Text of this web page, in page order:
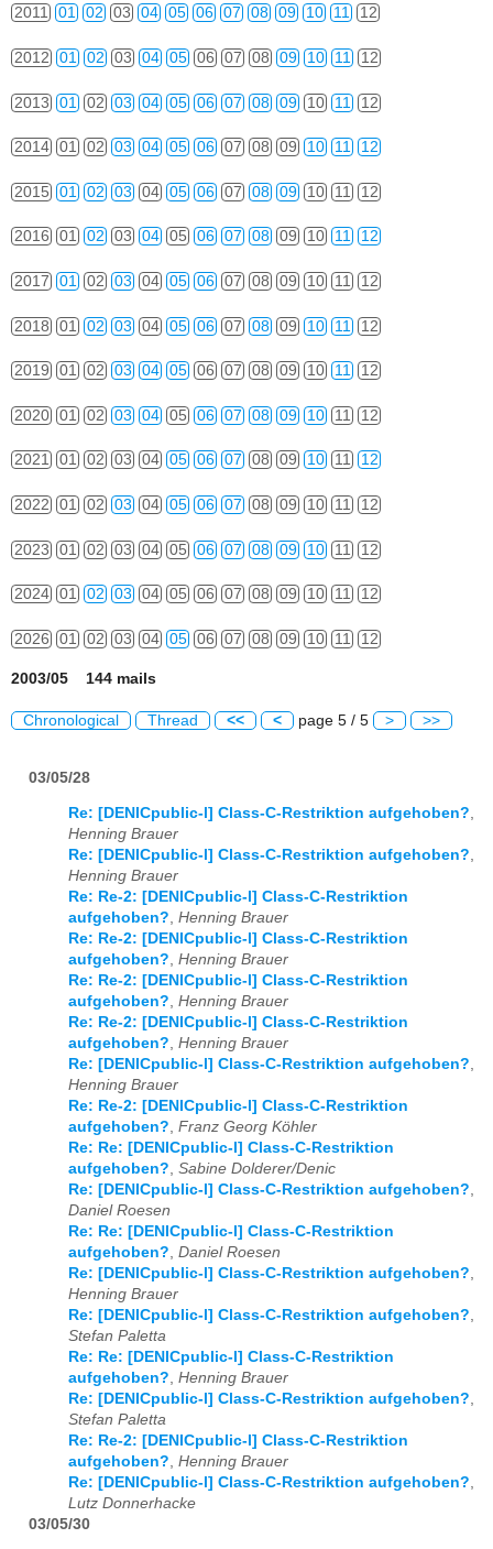
2011 01 02 03 04 05 06 07 08 09 10 11 12
2012 01 02 03 04 05 06 07 08 09 10 11 12
2013 01 02 03 04 05 06 07 08 09 10 11 12
2014 01 02 03 04 05 06 07 08 09 10 11 12
2015 01 02 03 04 05 06 07 08 09 10 11 12
2016 01 02 03 04 05 06 07 08 09 10 11 12
2017 01 02 03 04 05 06 07 08 09 10 11 12
2018 01 02 03 04 05 06 07 08 09 10 11 12
2019 01 02 03 04 05 06 07 08 09 10 11 12
2020 01 02 03 04 05 06 07 08 09 10 11 12
2021 01 02 03 04 05 06 07 08 09 10 11 12
2022 01 02 03 04 05 06 07 08 09 10 11 12
2023 01 02 03 04 05 06 07 08 09 10 11 12
2024 01 02 03 04 05 06 07 08 09 10 11 12
2026 01 02 03 04 05 06 07 08 09 10 11 12
2003/05 144 mails
Chronological Thread << < page 5 / 5 > >>
03/05/28
Re: [DENICpublic-l] Class-C-Restriktion aufgehoben?,
Henning Brauer
Re: [DENICpublic-l] Class-C-Restriktion aufgehoben?,
Henning Brauer
Re: Re-2: [DENICpublic-l] Class-C-Restriktion
aufgehoben?, Henning Brauer
Re: Re-2: [DENICpublic-l] Class-C-Restriktion
aufgehoben?, Henning Brauer
Re: Re-2: [DENICpublic-l] Class-C-Restriktion
aufgehoben?, Henning Brauer
Re: Re-2: [DENICpublic-l] Class-C-Restriktion
aufgehoben?, Henning Brauer
Re: [DENICpublic-l] Class-C-Restriktion aufgehoben?,
Henning Brauer
Re: Re-2: [DENICpublic-l] Class-C-Restriktion
aufgehoben?, Franz Georg Köhler
Re: Re: [DENICpublic-l] Class-C-Restriktion
aufgehoben?, Sabine Dolderer/Denic
Re: [DENICpublic-l] Class-C-Restriktion aufgehoben?,
Daniel Roesen
Re: Re: [DENICpublic-l] Class-C-Restriktion
aufgehoben?, Daniel Roesen
Re: [DENICpublic-l] Class-C-Restriktion aufgehoben?,
Henning Brauer
Re: [DENICpublic-l] Class-C-Restriktion aufgehoben?,
Stefan Paletta
Re: Re: [DENICpublic-l] Class-C-Restriktion
aufgehoben?, Henning Brauer
Re: [DENICpublic-l] Class-C-Restriktion aufgehoben?,
Stefan Paletta
Re: Re-2: [DENICpublic-l] Class-C-Restriktion
aufgehoben?, Henning Brauer
Re: [DENICpublic-l] Class-C-Restriktion aufgehoben?,
Lutz Donnerhacke
03/05/30